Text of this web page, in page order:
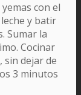
con el
y batir
Sumar la
Cocinar
sin dejar de
3 minutos